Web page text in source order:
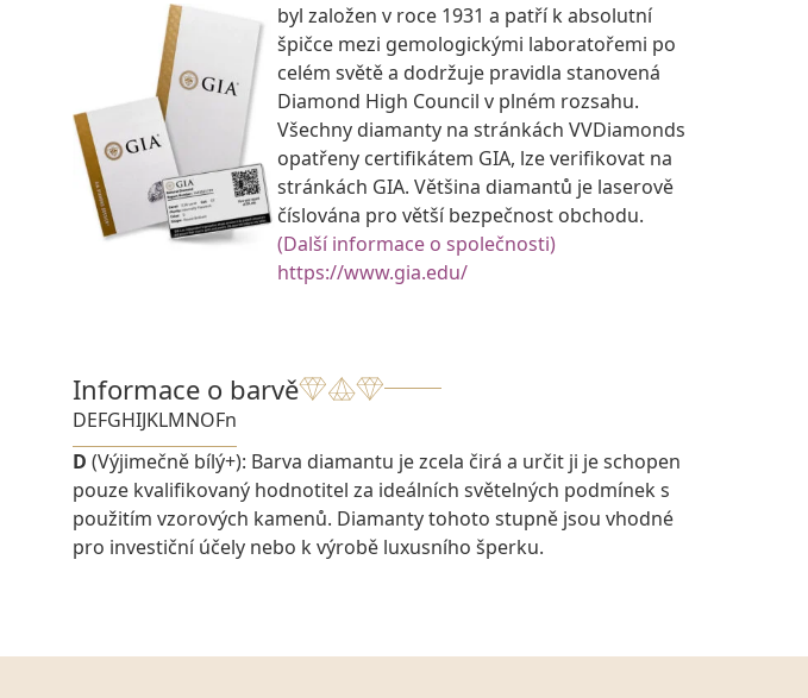
byl založen v roce 1931 a patří k absolutní
špičce mezi gemologickými laboratořemi po
celém světě a dodržuje pravidla stanovená
Diamond High Council v plném rozsahu.
Všechny diamanty na stránkách VVDiamonds
opatřeny certifikátem GIA, lze verifikovat na
stránkách GIA. Většina diamantů je laserově
číslována pro větší bezpečnost obchodu.
(Další informace o společnosti)
https://www.gia.edu/
Informace o barvě
DEFGHIJKLMNOFn
D (Výjimečně bílý+): Barva diamantu je zcela čirá a určit ji je schopen
pouze kvalifikovaný hodnotitel za ideálních světelných podmínek s
použitím vzorových kamenů. Diamanty tohoto stupně jsou vhodné
pro investiční účely nebo k výrobě luxusního šperku.